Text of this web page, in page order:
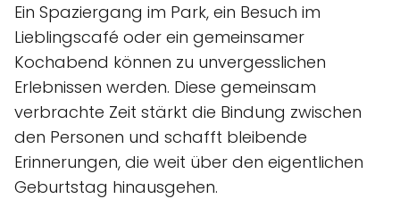
Ein Spaziergang im Park, ein Besuch im
Lieblingscafé oder ein gemeinsamer
Kochabend können zu unvergesslichen
Erlebnissen werden. Diese gemeinsam
verbrachte Zeit stärkt die Bindung zwischen
den Personen und schafft bleibende
Erinnerungen, die weit über den eigentlichen
Geburtstag hinausgehen.